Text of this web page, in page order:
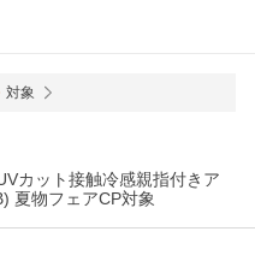
対象
カット接触冷感親指付きア
夏物フェアCP対象